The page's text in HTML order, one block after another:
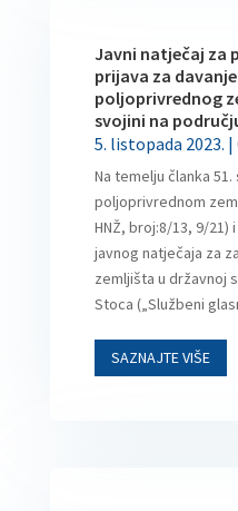
Javni natječaj za
prijava za
poljoprivrednog
svojini na
5. listopada 2023. |
Na temelju članka
poljoprivrednom
HNŽ, broj:8/13, 9/21)
javnog natječaja za
zemljišta u državnoj
Stoca („Službeni
SAZNAJTE VIŠE